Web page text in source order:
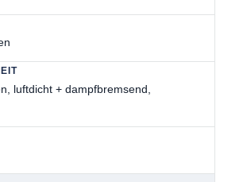
luftdicht + dampfbremsend,